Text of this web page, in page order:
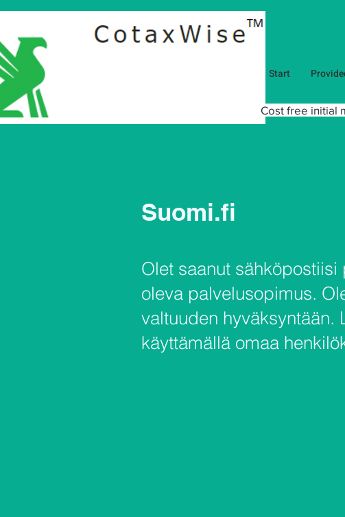
Start
Cost free initial
Suomi.fi
Olet saanut
oleva palvelusopimus.
valtuuden hyväksyntään.
käyttämällä omaa